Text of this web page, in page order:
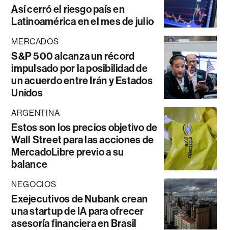
Así cerró el riesgo país en
Latinoamérica en el mes de julio
MERCADOS
S&P 500 alcanza un récord
impulsado por la posibilidad de
un acuerdo entre Irán y Estados
Unidos
ARGENTINA
Estos son los precios objetivo de
Wall Street para las acciones de
MercadoLibre previo a su
balance
NEGOCIOS
Exejecutivos de Nubank crean
una startup de IA para ofrecer
asesoría financiera en Brasil